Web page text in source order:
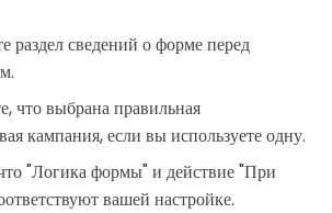
раздел сведений о форме перед
что выбрана правильная
кампания, если вы используете одну.
"Логика формы" и действие "При
вашей настройке.